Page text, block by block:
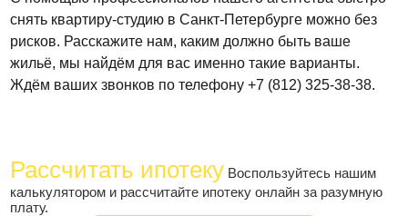
снять квартиру-студию в Санкт-Петербурге можно без
рисков. Расскажите нам, каким должно быть ваше
жильё, мы найдём для вас именно такие варианты.
Ждём ваших звонков по телефону +7 (812) 325-38-38.
Рассчитать ипотеку Воспользуйтесь нашим
калькулятором и рассчитайте ипотеку онлайн за разумную
плату.